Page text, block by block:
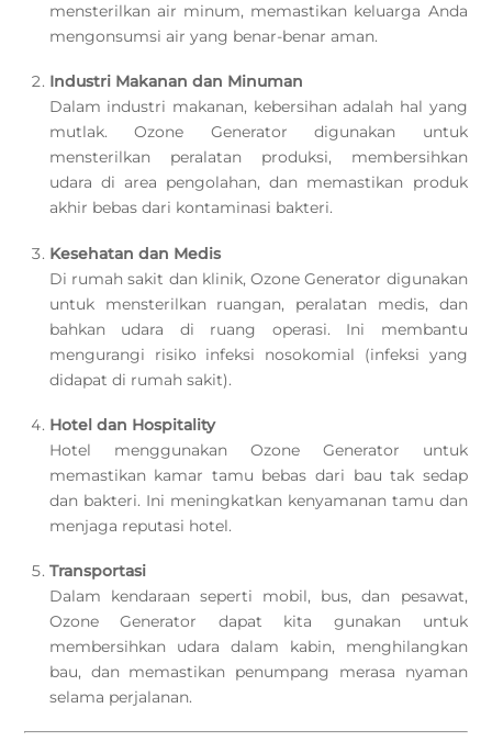
mensterilkan air minum, memastikan keluarga Anda
mengonsumsi air yang benar-benar aman.
Industri Makanan dan Minuman
Dalam industri makanan, kebersihan adalah hal yang
mutlak. Ozone Generator digunakan untuk
mensterilkan peralatan produksi, membersihkan
udara di area pengolahan, dan memastikan produk
akhir bebas dari kontaminasi bakteri.
Kesehatan dan Medis
Di rumah sakit dan klinik, Ozone Generator digunakan
untuk mensterilkan ruangan, peralatan medis, dan
bahkan udara di ruang operasi. Ini membantu
mengurangi risiko infeksi nosokomial (infeksi yang
didapat di rumah sakit).
Hotel dan Hospitality
Hotel menggunakan Ozone Generator untuk
memastikan kamar tamu bebas dari bau tak sedap
dan bakteri. Ini meningkatkan kenyamanan tamu dan
menjaga reputasi hotel.
Transportasi
Dalam kendaraan seperti mobil, bus, dan pesawat,
Ozone Generator dapat kita gunakan untuk
membersihkan udara dalam kabin, menghilangkan
bau, dan memastikan penumpang merasa nyaman
selama perjalanan.